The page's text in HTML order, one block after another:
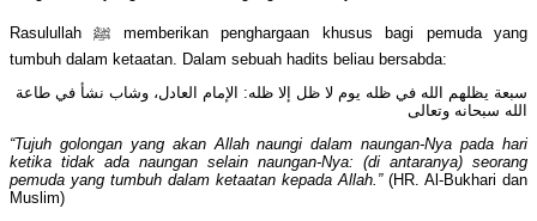
Rasulullah ﷺ memberikan penghargaan khusus bagi pemuda yang
tumbuh dalam ketaatan. Dalam sebuah hadits beliau bersabda:
سبعة يظلهم الله في ظله يوم لا ظل إلا ظله: الإمام العادل، وشاب نشأ في طاعة
الله سبحانه وتعالى
“Tujuh golongan yang akan Allah naungi dalam naungan-Nya pada hari
ketika tidak ada naungan selain naungan-Nya: (di antaranya) seorang
pemuda yang tumbuh dalam ketaatan kepada Allah.” (HR. Al-Bukhari dan
Muslim)